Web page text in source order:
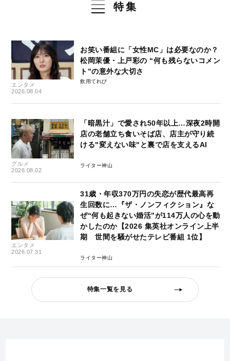
特集
エンタメ
2026.08.04
お笑い番組に「女性MC」は必要なのか？
松岡茉優・上戸彩の “何も残らないコメン
ト”の意外な大切さ
飲用てれび
グルメ
2026.08.02
「暗黒汁」で愛され50年以上…深夜2時開
店の老舗立ち食いそば店、店主が守り続
ける"変えない味"と裏で店を支えるAI
ライター神山
エンタメ
2026.07.31
31歳・年収370万円の失恋が歴代最高再
生回数に…『ザ・ノンフィクション』な
ぜ“何も起きない婚活”が114万人の心を動
かしたのか【2026 集英社オンライン上半
期 世間を騒がせたテレビ番組 1位】
ライター神山
特集一覧を見る